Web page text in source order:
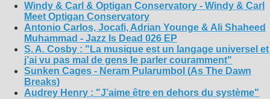
Windy & Carl & Optigan Conservatory - Windy & Carl
Meet Optigan Conservatory
Antonio Carlos, Jocafi, Adrian Younge & Ali Shaheed
Muhammad - Jazz Is Dead 026 EP
S. A. Cosby : "La musique est un langage universel et
j’ai vu pas mal de gens le parler couramment"
Sunken Cages - Neram Pularumbol (As The Dawn
Breaks)
Audrey Henry : "J’aime être en dehors du système"